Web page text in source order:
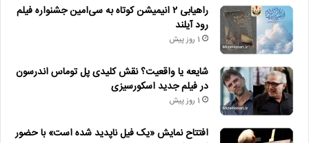
راهیابی ۲ انیمیشن کوتاه به سی‌امین جشنواره فیلم
رود آیلند
1 روز پیش
شایعه یا واقعیت؟ نقش کلیدی پل توماس اندرسون
در فیلم جدید اسکورسیزی
1 روز پیش
افتتاح نمایش «یک فیل ناپدید شده است» با حضور